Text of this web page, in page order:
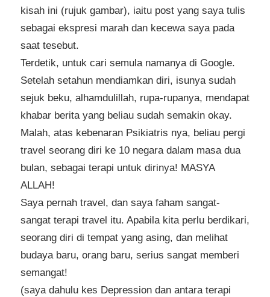
kisah ini (rujuk gambar), iaitu post yang saya tulis
sebagai ekspresi marah dan kecewa saya pada
saat tesebut.
Terdetik, untuk cari semula namanya di Google.
Setelah setahun mendiamkan diri, isunya sudah
sejuk beku, alhamdulillah, rupa-rupanya, mendapat
khabar berita yang beliau sudah semakin okay.
Malah, atas kebenaran Psikiatris nya, beliau pergi
travel seorang diri ke 10 negara dalam masa dua
bulan, sebagai terapi untuk dirinya! MASYA
ALLAH!
Saya pernah travel, dan saya faham sangat-
sangat terapi travel itu. Apabila kita perlu berdikari,
seorang diri di tempat yang asing, dan melihat
budaya baru, orang baru, serius sangat memberi
semangat!
(saya dahulu kes Depression dan antara terapi